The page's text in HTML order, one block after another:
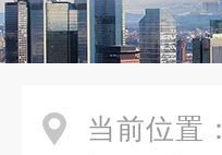
当前位置：